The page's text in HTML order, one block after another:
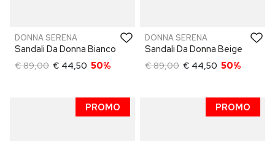
DONNA SERENA
Sandali Da Donna Bianco
€ 89,00 € 44,50 50%
DONNA SERENA
Sandali Da Donna Beige
€ 89,00 € 44,50 50%
PROMO PROMO